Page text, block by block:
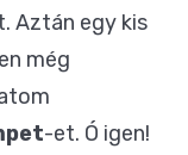
Aztán egy kis
még
-et. Ó igen!